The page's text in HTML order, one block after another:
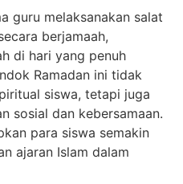
guru melaksanakan salat
berjamaah,
di hari yang penuh
Ramadan ini tidak
siswa, tetapi juga
sosial dan kebersamaan.
para siswa semakin
ajaran Islam dalam